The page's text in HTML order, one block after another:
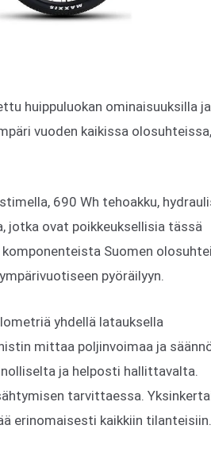
huippuluokan ominaisuuksilla ja
vuoden kaikissa
690 Wh tehoakku,
jotka ovat poikkeuksellisia tässä
Suomen
pyöräilyyn.
yhdellä latauksella
mittaa poljinvoimaa ja
ja helposti hallittavalta.
tarvittaessa.
erinomaisesti kaikkiin tilanteisiin.